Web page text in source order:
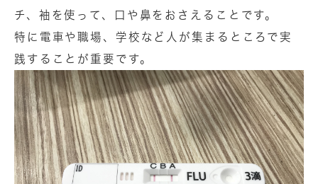
チ、袖を使って、口や鼻をおさえることです。
特に電車や職場、学校など人が集まるところで実
践することが重要です。